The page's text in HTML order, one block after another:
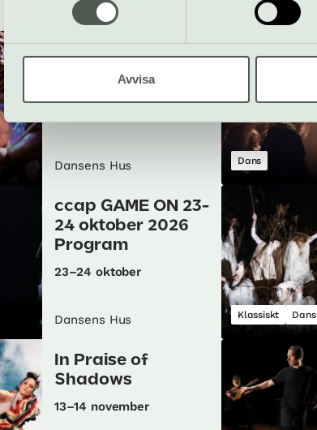
Avvisa
Apocalypso
4–5 september
Dansens Hus Dans
ccap GAME ON 23-
24 oktober 2026
Program
23–24 oktober
Dansens Hus Klassiskt Dans
In Praise of
Shadows
13–14 november